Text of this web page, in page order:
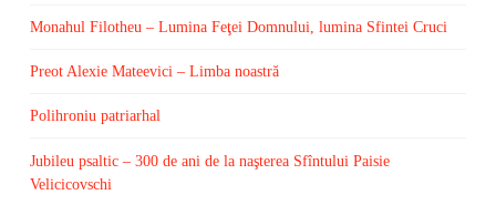
Monahul Filotheu – Lumina Feţei Domnului, lumina Sfintei Cruci
Preot Alexie Mateevici – Limba noastră
Polihroniu patriarhal
Jubileu psaltic – 300 de ani de la naşterea Sfîntului Paisie
Velicicovschi